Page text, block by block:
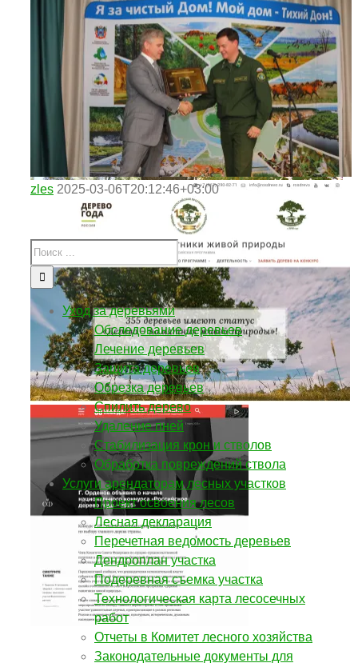
zles 2025-03-06T20:12:46+03:00
Уход за деревьями
Обследование деревьев
Лечение деревьев
Защита деревьев
Обрезка деревьев
Спилить дерево
Удаление пней
Стабилизация крон и стволов
Обработка повреждений ствола
Услуги арендаторам лесных участков
Проект освоения лесов
Лесная декларация
Перечетная ведомость деревьев
Дендроплан участка
Подеревная съемка участка
Технологическая карта лесосечных
работ
Отчеты в Комитет лесного хозяйства
Законодательные документы для